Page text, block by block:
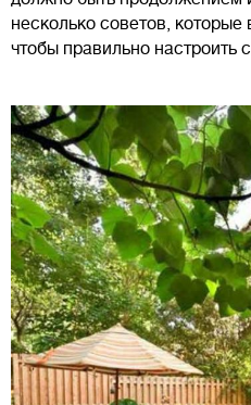
несколько советов,
чтобы правильно настроить